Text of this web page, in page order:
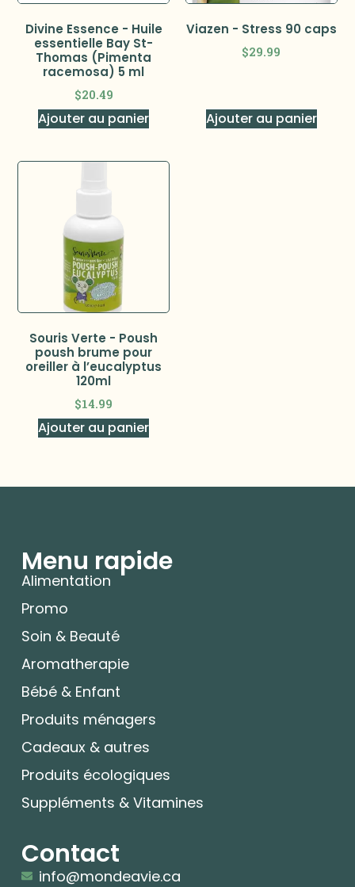
Divine Essence - Huile
essentielle Bay St-
Thomas (Pimenta
racemosa) 5 ml
$20.49
Ajouter au panier
Viazen - Stress 90 caps
$29.99
Ajouter au panier
Souris Verte - Poush
poush brume pour
oreiller à l’eucalyptus
120ml
$14.99
Ajouter au panier
Menu rapide
Alimentation
Promo
Soin & Beauté
Aromatherapie
Bébé & Enfant
Produits ménagers
Cadeaux & autres
Produits écologiques
Suppléments & Vitamines
Contact
info@mondeavie.ca